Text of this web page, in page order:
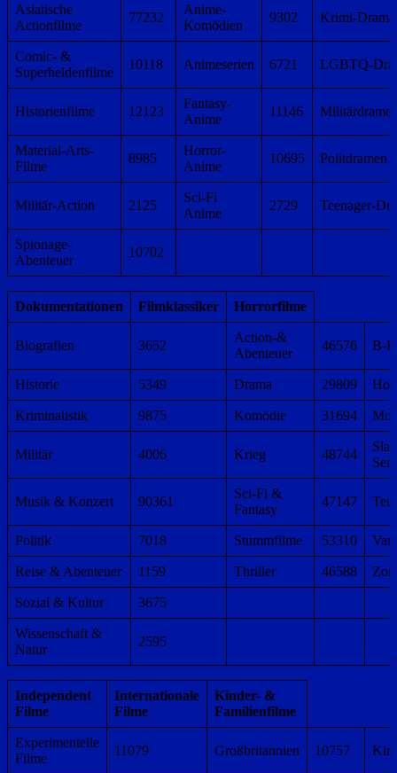
Asiatische
Actionfilme
77232
Anime-
Komödien
9302 Krimi-Drama
Comic- &
Superheldenfilme
10118 Animeserien 6721 LGBTQ-
Historienfilme 12123
Fantasy-
Anime
11146
Material-Arts-
Filme
8985
Horror-
Anime
10695 Politdramen
Militär-Action 2125
Sci-Fi
Anime
2729 Teenager-
Spionage-
Abenteuer
10702
Dokumentationen Filmklassiker Horrorfilme
Biografien 3652
Action-&
Abenteuer
46576 B-
Historie 5349 Drama 29809
Kriminalistik 9875 Komödie 31694
Militär 4006 Krieg 48744
Musik & Konzert 90361
Sci-Fi &
Fantasy
47147
Politik 7018 Stummfilme 53310
Reise & Abenteuer 1159 Thriller 46588
Sozial & Kultur 3675
Wissenschaft &
Natur
2595
Independent
Filme
Internationale
Filme
Kinder- &
Familienfilme
Experimentelle
Filme
11079 Großbritannien 10757